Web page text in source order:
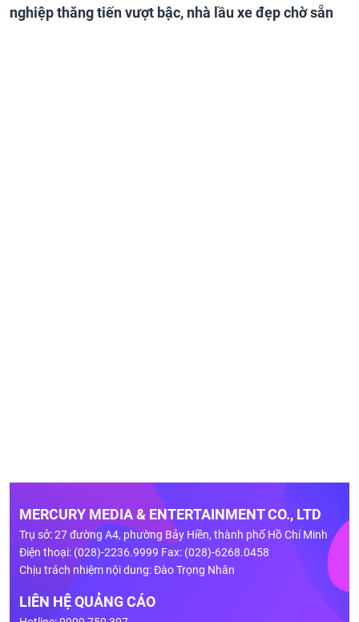
nghiệp thăng tiến vượt bậc, nhà lầu xe đẹp chờ sẵn
MERCURY MEDIA & ENTERTAINMENT CO., LTD
Trụ sở: 27 đường A4, phường Bảy Hiền, thành phố Hồ Chí Minh
Điện thoại: (028)-2236.9999 Fax: (028)-6268.0458
Chịu trách nhiệm nội dung: Đào Trọng Nhân
LIÊN HỆ QUẢNG CÁO